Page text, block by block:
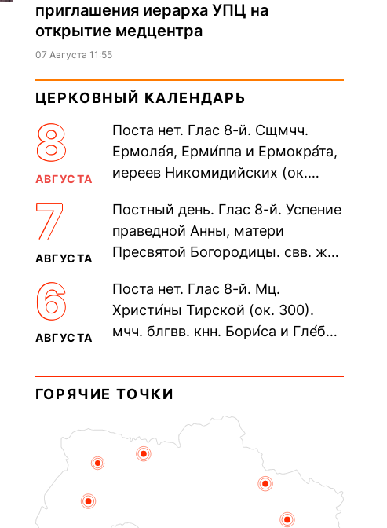
приглашения иерарха УПЦ на
открытие медцентра
07 Августа 11:55
ЦЕРКОВНЫЙ КАЛЕНДАРЬ
8
АВГУСТА
Поста нет. Глас 8-й. Сщмчч.
Ермола́я, Ерми́ппа и Ермокра́та,
иереев Никомидийских (ок.
Печерского, в Ближних
пещерах...
7
АВГУСТА
Постный день. Глас 8-й. Успение
праведной Анны, матери
Пресвятой Богородицы. свв. жен
прп. Евпракси́и девы,...
6
АВГУСТА
Поста нет. Глас 8-й. Мц.
Христи́ны Тирской (ок. 300).
мчч. блгвв. кнн. Бори́са и Гле́ба,
Дави́да (1015). Прп....
ГОРЯЧИЕ ТОЧКИ